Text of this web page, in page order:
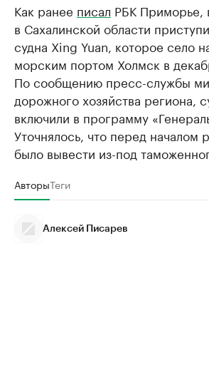
Как ранее писал РБК Приморье,
в Сахалинской области
судна Xing Yuan, которое село
морским портом Холмск в
По сообщению пресс-службы
дорожного хозяйства региона,
включили в программу
Уточнялось, что перед началом
было вывести из-под
АвторыТеги
Алексей Писарев